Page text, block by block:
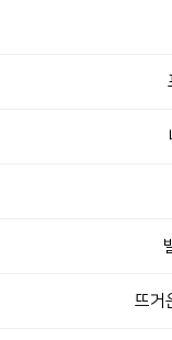
뜨거